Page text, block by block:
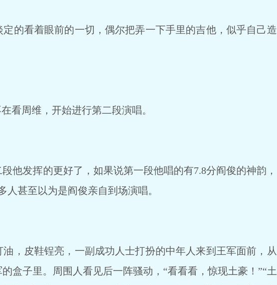
的看着眼前的一切，偶尔把弄一下手里的吉他，似乎自己造
看周维，开始进行第二段演唱。
他发挥的更好了，如果说第一段他唱的有7.8分阎俊的神韵，
甚至以为是阎俊亲自到场演唱。
，皮鞋锃亮，一副成功人士打扮的中年人来到王军面前，从
盒子里。周围人看见后一阵骚动，“看看看，惊现土豪！”“土